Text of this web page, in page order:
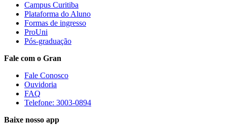
Campus Curitiba
Plataforma do Aluno
Formas de ingresso
ProUni
Pós-graduação
Fale com o Gran
Fale Conosco
Ouvidoria
FAQ
Telefone: 3003-0894
Baixe nosso app